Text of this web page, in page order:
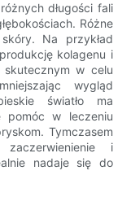
długości fali
Różne
Na przykład
kolagenu i
w celu
wygląd
światło ma
pomóc w leczeniu
Tymczasem
i
nadaje się do